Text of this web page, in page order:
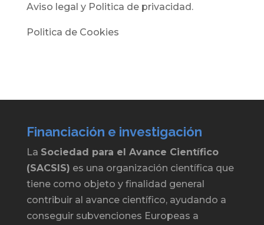
Aviso legal y Politica de privacidad.
Politica de Cookies
Financiación e investigación
La Sociedad para el Avance Científico
(SACSIS) es una organización científica que
tiene como objeto y finalidad general
contribuir al avance científico, ayudando a
conseguir subvenciones Europeas a